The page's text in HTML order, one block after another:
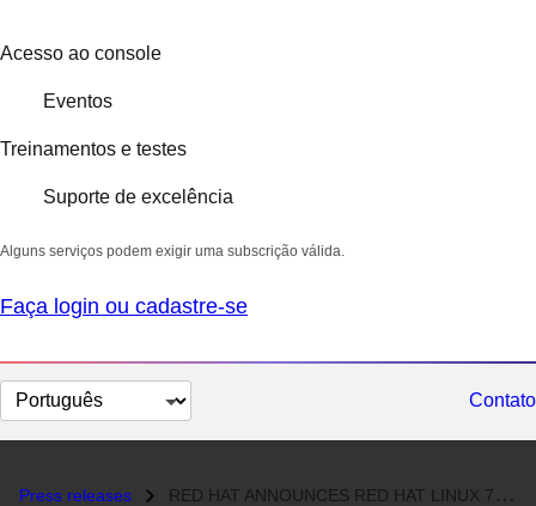
Acesso ao console
Eventos
Treinamentos e testes
Suporte de excelência
Alguns serviços podem exigir uma subscrição válida.
Faça login ou cadastre-se
Selecionar
idioma
Contato
Press releases RED HAT ANNOUNCES RED HAT LINUX 7.1 CD EDITION...